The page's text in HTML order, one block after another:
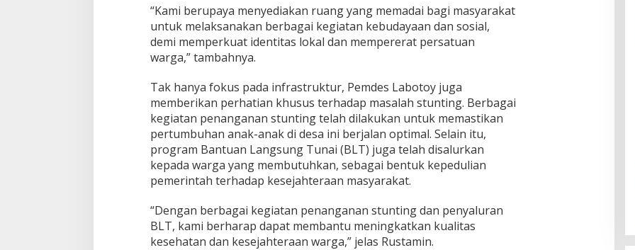
“Kami berupaya menyediakan ruang yang memadai bagi masyarakat
untuk melaksanakan berbagai kegiatan kebudayaan dan sosial,
demi memperkuat identitas lokal dan mempererat persatuan
warga,” tambahnya.
Tak hanya fokus pada infrastruktur, Pemdes Labotoy juga
memberikan perhatian khusus terhadap masalah stunting. Berbagai
kegiatan penanganan stunting telah dilakukan untuk memastikan
pertumbuhan anak-anak di desa ini berjalan optimal. Selain itu,
program Bantuan Langsung Tunai (BLT) juga telah disalurkan
kepada warga yang membutuhkan, sebagai bentuk kepedulian
pemerintah terhadap kesejahteraan masyarakat.
“Dengan berbagai kegiatan penanganan stunting dan penyaluran
BLT, kami berharap dapat membantu meningkatkan kualitas
kesehatan dan kesejahteraan warga,” jelas Rustamin.